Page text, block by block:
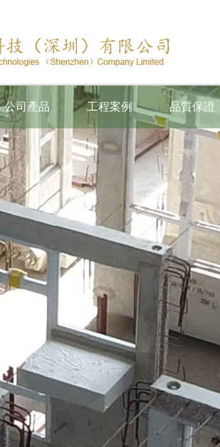
公司產品
件混凝土構件
槽與灶台
具與鐵器製品
窗與玻璃幕牆
石膏、玻璃纖維水
纖維強化塑料
星皝建材
工程案例
工程案例
有利華供應預製構件里程表
品質保證